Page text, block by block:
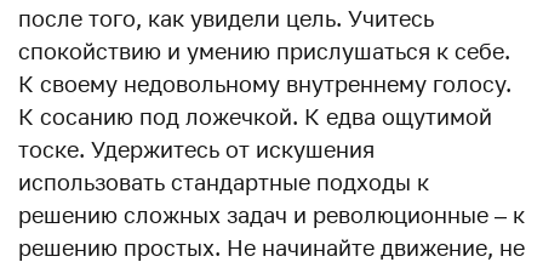
после того, как увидели цель. Учитесь
спокойствию и умению прислушаться к себе.
К своему недовольному внутреннему голосу.
К сосанию под ложечкой. К едва ощутимой
тоске. Удержитесь от искушения
использовать стандартные подходы к
решению сложных задач и революционные – к
решению простых. Не начинайте движение, не